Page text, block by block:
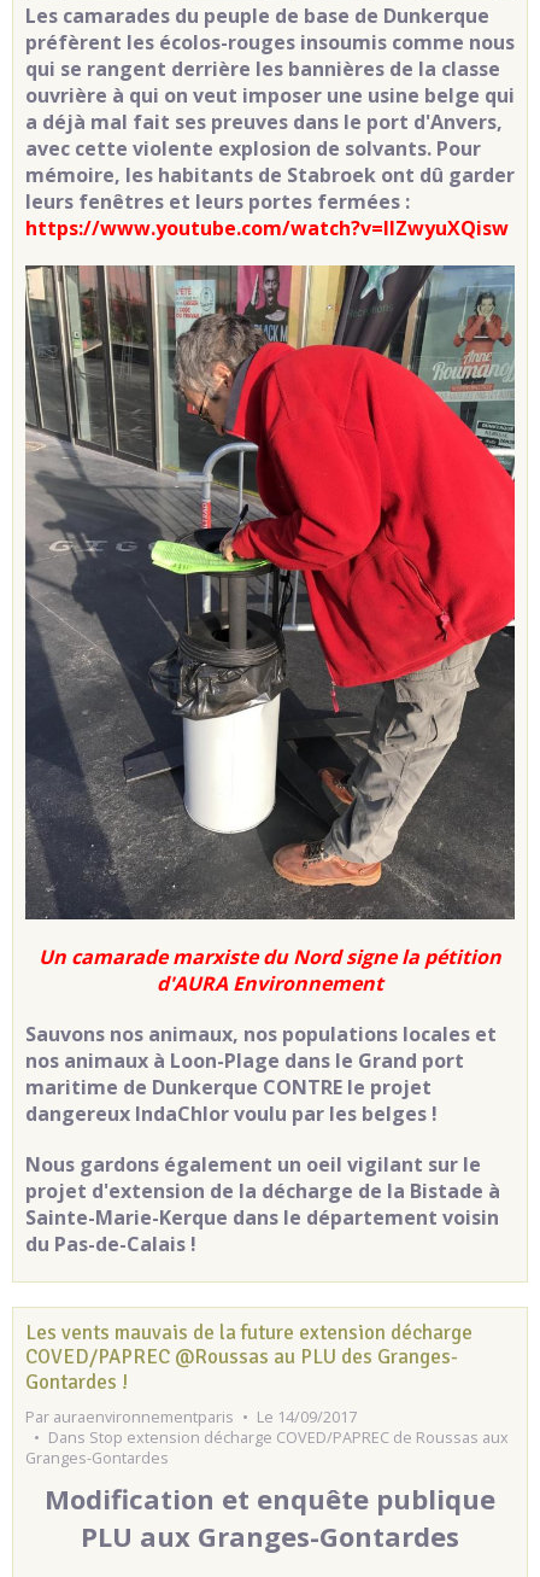
Les camarades du peuple de base de Dunkerque
préfèrent les écolos-rouges insoumis comme nous
qui se rangent derrière les bannières de la classe
ouvrière à qui on veut imposer une usine belge qui
a déjà mal fait ses preuves dans le port d'Anvers,
avec cette violente explosion de solvants. Pour
mémoire, les habitants de Stabroek ont dû garder
leurs fenêtres et leurs portes fermées :
https://www.youtube.com/watch?v=lIZwyuXQisw
Un camarade marxiste du Nord signe la pétition
d'AURA Environnement
Sauvons nos animaux, nos populations locales et
nos animaux à Loon-Plage dans le Grand port
maritime de Dunkerque CONTRE le projet
dangereux IndaChlor voulu par les belges !
Nous gardons également un oeil vigilant sur le
projet d'extension de la décharge de la Bistade à
Sainte-Marie-Kerque dans le département voisin
du Pas-de-Calais !
Les vents mauvais de la future extension décharge
COVED/PAPREC @Roussas au PLU des Granges-
Gontardes !
Par auraenvironnementparis
Le 14/09/2017
Dans Stop extension décharge COVED/PAPREC de Roussas aux
Granges-Gontardes
Modification et enquête publique
PLU aux Granges-Gontardes